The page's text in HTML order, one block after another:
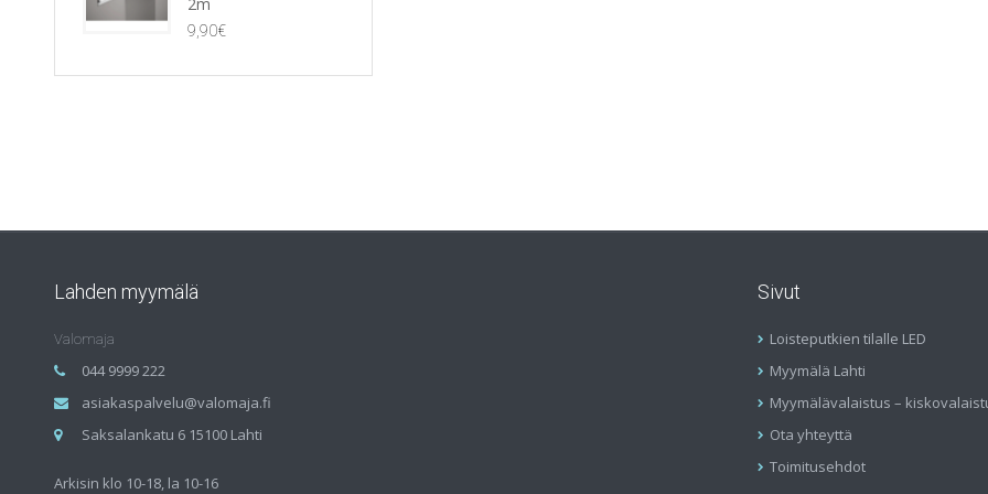
9,90€
Lahden myymälä
Valomaja
044 9999 222
asiakaspalvelu@valomaja.fi
Saksalankatu 6 15100 Lahti
Arkisin klo 10-18, la 10-16
Sivut
Loisteputkien tilalle LED
Myymälä Lahti
Myymälävalaistus –
Ota yhteyttä
Toimitusehdot